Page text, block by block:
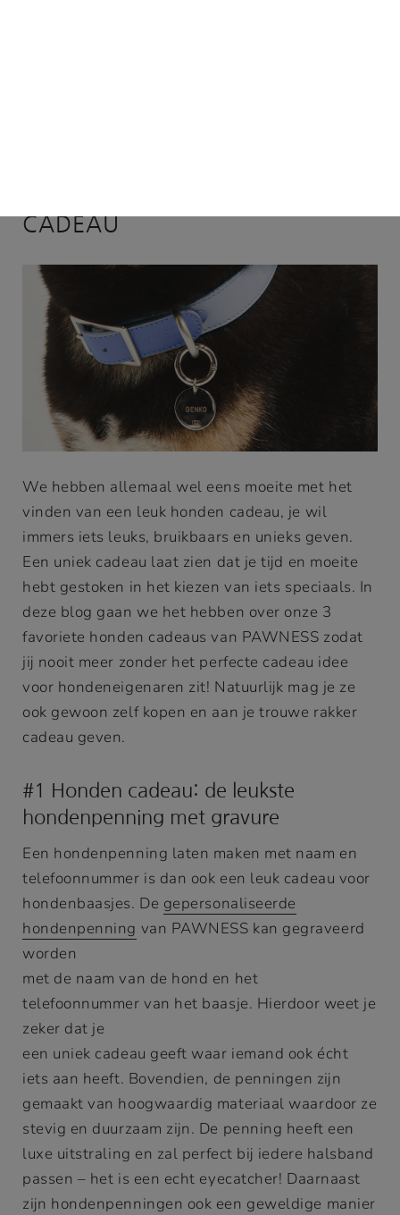
CADEAU
We hebben allemaal wel eens moeite met het
vinden van een leuk honden cadeau, je wil
immers iets leuks, bruikbaars en unieks geven.
Een uniek cadeau laat zien dat je tijd en moeite
hebt gestoken in het kiezen van iets speciaals. In
deze blog gaan we het hebben over onze 3
favoriete honden cadeaus van PAWNESS zodat
jij nooit meer zonder het perfecte cadeau idee
voor hondeneigenaren zit! Natuurlijk mag je ze
ook gewoon zelf kopen en aan je trouwe rakker
cadeau geven.
#1 Honden cadeau: de leukste
hondenpenning met gravure
Een hondenpenning laten maken met naam en
telefoonnummer is dan ook een leuk cadeau voor
hondenbaasjes. De gepersonaliseerde
hondenpenning van PAWNESS kan gegraveerd
worden
met de naam van de hond en het
telefoonnummer van het baasje. Hierdoor weet je
zeker dat je
een uniek cadeau geeft waar iemand ook écht
iets aan heeft. Bovendien, de penningen zijn
gemaakt van hoogwaardig materiaal waardoor ze
stevig en duurzaam zijn. De penning heeft een
luxe uitstraling en zal perfect bij iedere halsband
passen – het is een echt eyecatcher! Daarnaast
zijn hondenpenningen ook een geweldige manier